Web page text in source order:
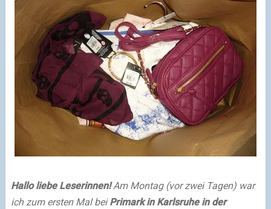
Hallo liebe Leserinnen! Am Montag (vor zwei Tagen) war
ich zum ersten Mal beiPrimark in Karlsruhe in der